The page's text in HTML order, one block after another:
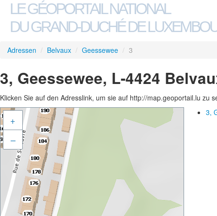
LE GÉOPORTAIL NATIONAL
DU GRAND-DUCHÉ DE
Adressen / Belvaux / Geessewee / 3
3, Geessewee, L-4424
Klicken Sie auf den Adresslink, um sie auf http://map.geoportail.lu zu
+
–
3,